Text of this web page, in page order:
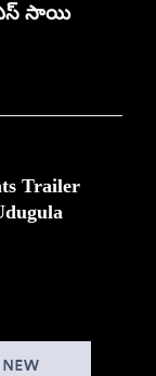
సిఎస్ సాయి
Trailer